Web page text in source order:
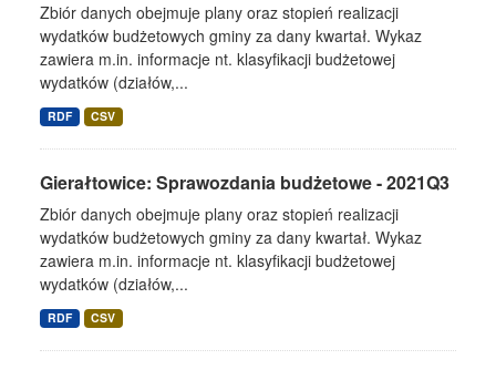
Zbiór danych obejmuje plany oraz stopień realizacji
wydatków budżetowych gminy za dany kwartał. Wykaz
zawiera m.in. informacje nt. klasyfikacji budżetowej
wydatków (działów,...
RDF CSV
Gierałtowice: Sprawozdania budżetowe - 2021Q3
Zbiór danych obejmuje plany oraz stopień realizacji
wydatków budżetowych gminy za dany kwartał. Wykaz
zawiera m.in. informacje nt. klasyfikacji budżetowej
wydatków (działów,...
RDF CSV